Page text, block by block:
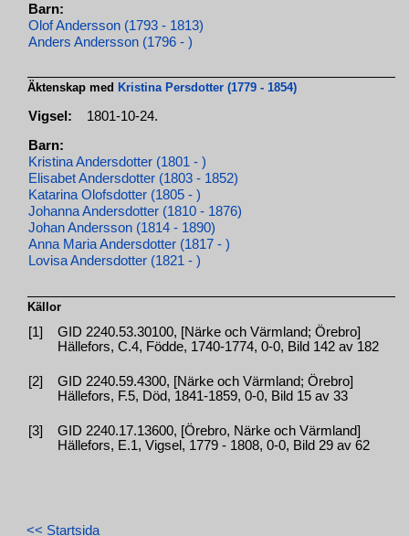
Barn:
Olof Andersson (1793 - 1813)
Anders Andersson (1796 - )
Äktenskap med Kristina Persdotter (1779 - 1854)
Vigsel: 1801-10-24.
Barn:
Kristina Andersdotter (1801 - )
Elisabet Andersdotter (1803 - 1852)
Katarina Olofsdotter (1805 - )
Johanna Andersdotter (1810 - 1876)
Johan Andersson (1814 - 1890)
Anna Maria Andersdotter (1817 - )
Lovisa Andersdotter (1821 - )
Källor
[1]
GID 2240.53.30100, [Närke och Värmland; Örebro]
Hällefors, C.4, Födde, 1740-1774, 0-0, Bild 142 av 182
[2]
GID 2240.59.4300, [Närke och Värmland; Örebro]
Hällefors, F.5, Död, 1841-1859, 0-0, Bild 15 av 33
[3]
GID 2240.17.13600, [Örebro, Närke och Värmland]
Hällefors, E.1, Vigsel, 1779 - 1808, 0-0, Bild 29 av 62
<< Startsida